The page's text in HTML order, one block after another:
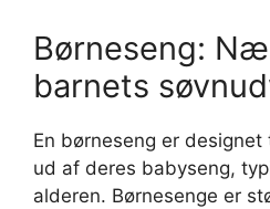
Børneseng:
barnets
En børneseng er
ud af deres babyseng,
alderen. Børnesenge er